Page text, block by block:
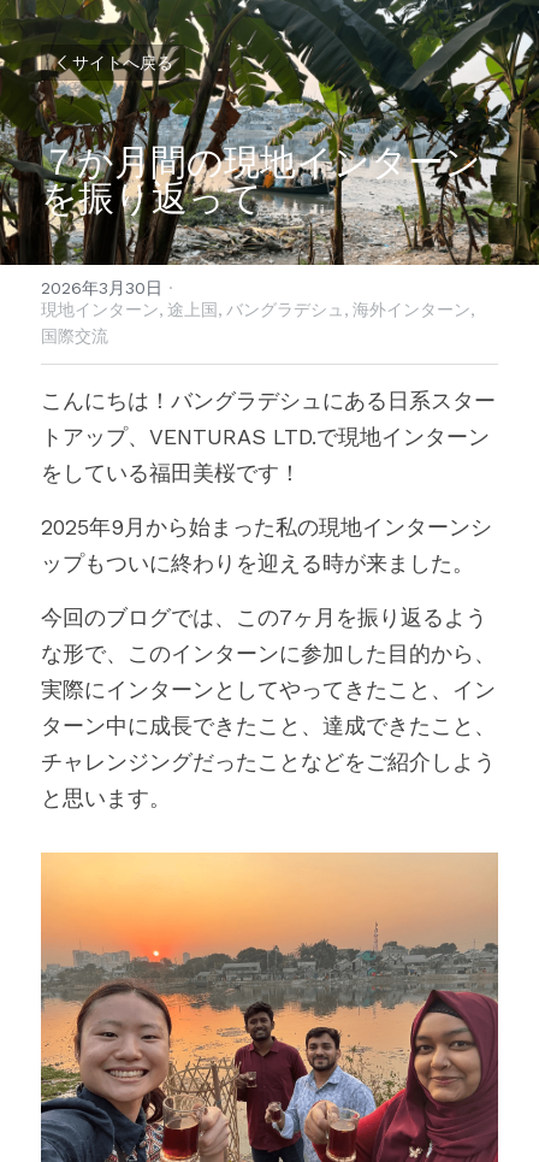
サイトへ戻る
７か月間の現地インターン
を振り返って
2026年3月30日 ·
現地インターン, 途上国, バングラデシュ, 海外インターン,
国際交流
こんにちは！バングラデシュにある日系スター
トアップ、VENTURAS LTD.で現地インターン
をしている福田美桜です！
2025年9月から始まった私の現地インターンシ
ップもついに終わりを迎える時が来ました。
今回のブログでは、この7ヶ月を振り返るよう
な形で、このインターンに参加した目的から、
実際にインターンとしてやってきたこと、イン
ターン中に成長できたこと、達成できたこと、
チャレンジングだったことなどをご紹介しよう
と思います。